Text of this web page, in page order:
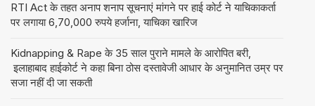
RTI Act के तहत अनाप शनाप सूचनाएं मांगने पर हाई कोर्ट ने याचिकाकर्ता
पर लगाया 6,70,000 रुपये हर्जाना, याचिका खारिज
Kidnapping & Rape के 35 साल पुराने मामले के आरोपित बरी,
इलाहाबाद हाईकोर्ट ने कहा बिना ठोस दस्तावेजी आधार के अनुमानित उम्र पर
सजा नहीं दी जा सकती